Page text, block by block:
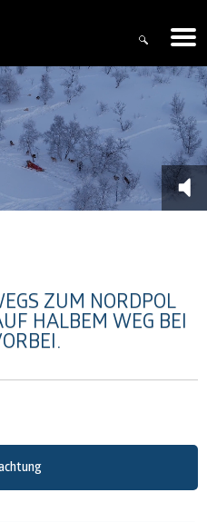
ZUM NORDPOL
HALBEM WEG BEI